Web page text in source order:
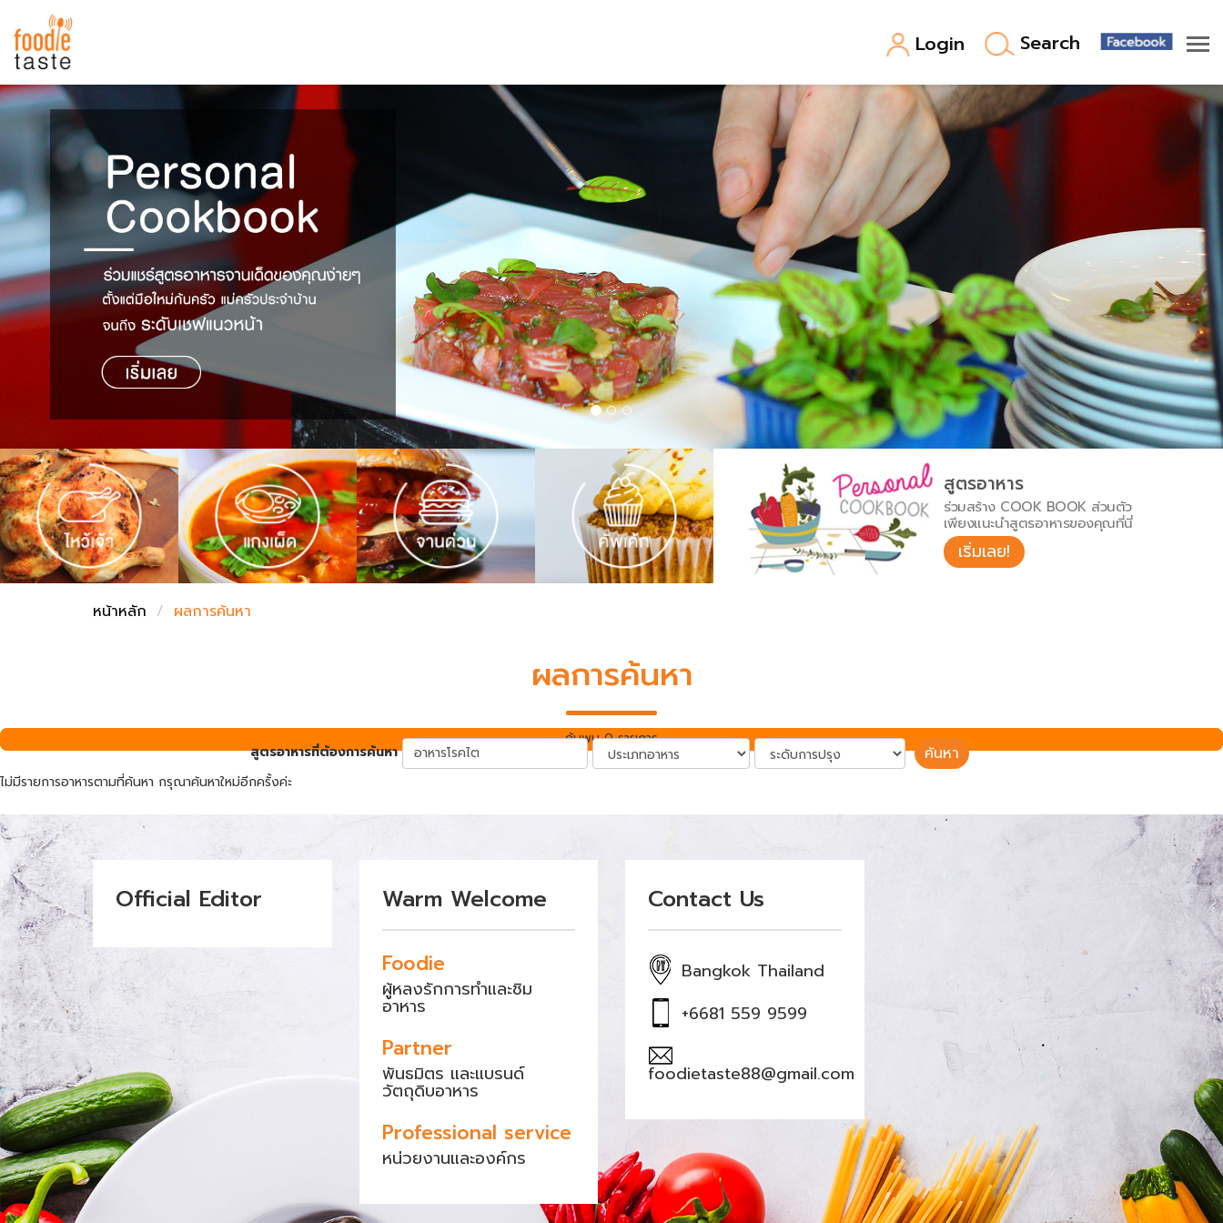
Login Search
สูตรอาหาร
สูตรอาหารล่าสุด
Top Foodie
พาไปชิม
สารพันก้นครัว
เคล็ดลับน่ารู้
เปรียบเทียบหน่วยการตวง
เปรียบเทียบอุณหภูมิ
เปรียบเทียบน้ำหนักวัตถุดิบ
ชั่งตวงเนย
FoodPedia
สร้าง Cookbook
สูตรอาหาร
ร่วมสร้าง COOK BOOK ส่วนตัว
เพียงแนะนำสูตรอาหารของคุณที่นี่
เริ่มเลย!
หน้าหลัก ผลการค้นหา
ผลการค้นหา
สูตรอาหารที่ต้องการค้นหา ค้นหา
ไม่มีรายการอาหารตามที่ค้นหา กรุณาค้นหาใหม่อีกครั้งค่ะ
ค้นพบ 0 รายการ
Official Editor Warm Welcome
Foodie
ผู้หลงรักการทำและชิม
อาหาร
Partner
พันธมิตร และแบรนด์
วัตถุดิบอาหาร
Professional service
หน่วยงานและองค์กร
Contact Us
Bangkok Thailand
+6681 559 9599
foodietaste88@gmail.com